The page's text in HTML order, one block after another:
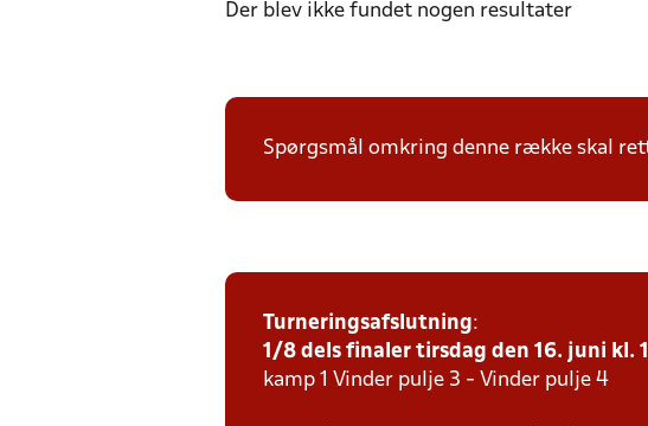
Der blev ikke fundet nogen resultater
Spørgsmål omkring denne række skal
Turneringsafslutning:
1/8 dels finaler tirsdag den 16. juni kl.
kamp 1 Vinder pulje 3 - Vinder pulje 4